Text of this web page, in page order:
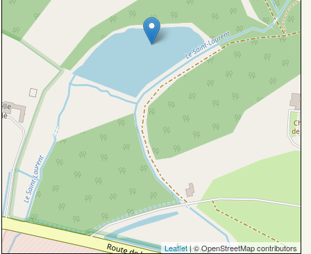
Leaflet| © OpenStreetMap contributors